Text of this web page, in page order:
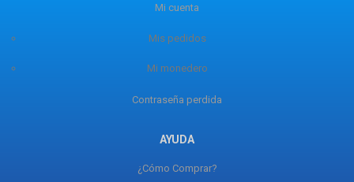
Mi cuenta
Mis pedidos
Mi monedero
Contraseña perdida
AYUDA
¿Cómo Comprar?